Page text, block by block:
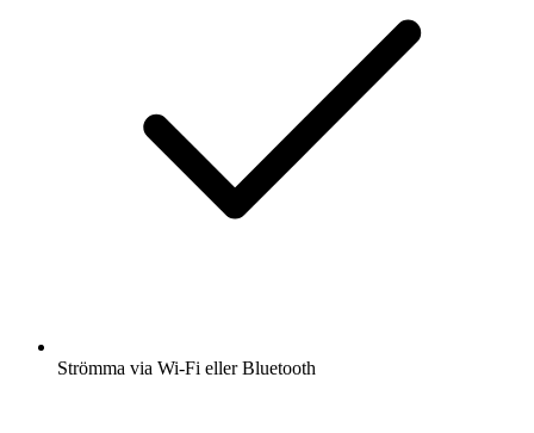
Strömma via Wi-Fi eller Bluetooth